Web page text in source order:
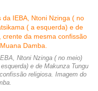
Ntoni Nzinga ( no meio)
e de Makunza Tungu
religiosa. Imagem do